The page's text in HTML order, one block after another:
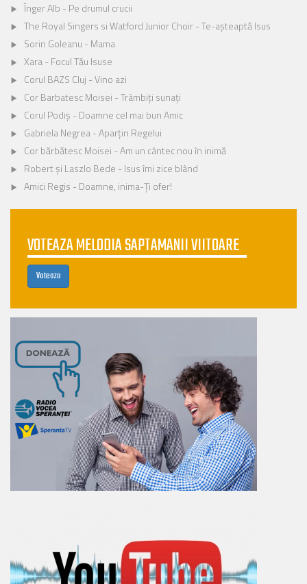
Înger Alb - Pe drumul crucii
The Royal Singers si Watford Junior Choir - Te-așteaptă Isus
Sorin Goleanu - Mama
Xara - Focul Tău Isuse
Corul BAZS Cluj - Vino azi
Cor Barbatesc Moisei - Trâmbiți sunați
Corul Podiș - Doamne cel mai bun Amic
Gabriela Negrea - Aparțin Regelui
Cor bărbătesc Moisei - Am un cântec nou în inimă
Robert şi Laszlo Bede - Isus îmi zice blând
Amici Regis - Doamne, inima-Ți ofer!
VOTEAZA MELODIA SAPTAMANII VIITOARE
Voteaza